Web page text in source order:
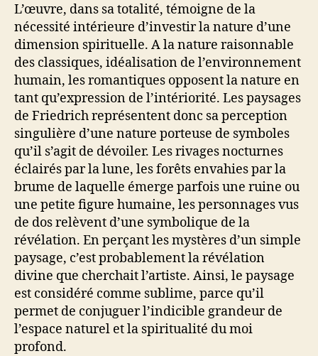
L’œuvre, dans sa totalité, témoigne de la
nécessité intérieure d’investir la nature d’une
dimension spirituelle. A la nature raisonnable
des classiques, idéalisation de l’environnement
humain, les romantiques opposent la nature en
tant qu’expression de l’intériorité. Les paysages
de Friedrich représentent donc sa perception
singulière d’une nature porteuse de symboles
qu’il s’agit de dévoiler. Les rivages nocturnes
éclairés par la lune, les forêts envahies par la
brume de laquelle émerge parfois une ruine ou
une petite figure humaine, les personnages vus
de dos relèvent d’une symbolique de la
révélation. En perçant les mystères d’un simple
paysage, c’est probablement la révélation
divine que cherchait l’artiste. Ainsi, le paysage
est considéré comme sublime, parce qu’il
permet de conjuguer l’indicible grandeur de
l’espace naturel et la spiritualité du moi
profond.